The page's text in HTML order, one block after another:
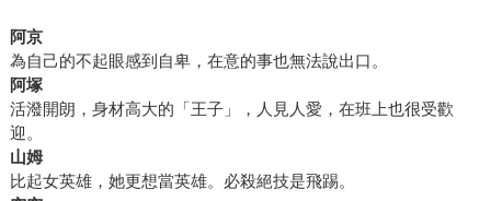
阿京
為自己的不起眼感到自卑，在意的事也無法說出口。
阿塚
活潑開朗，身材高大的「王子」，人見人愛，在班上也很受歡
迎。
山姆
比起女英雄，她更想當英雄。必殺絕技是飛踢。